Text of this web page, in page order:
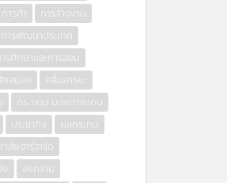
การค้า
การจ้างงาน
การพัฒนาประเทศ
รศึกษาและการสอน
งสมอง
คลื่นอารยะ
ดร.แดน มองต่างแดน
ประชากิจ
ผลกระทบ
ลัยฮาร์วาร์ด
สงคราม